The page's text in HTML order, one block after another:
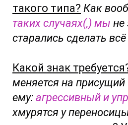
такого типа? Как
таких случаях(,) мы не
старались сделать
Какой знак
меняется на присущий
ему: агрессивный и
хмурятся у